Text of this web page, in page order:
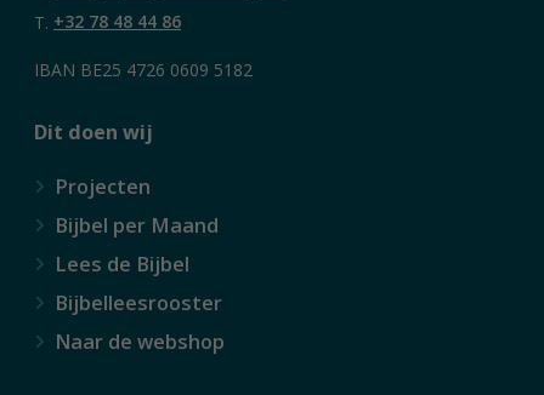
T. +32 78 48 44 86
IBAN BE25 4726 0609 5182
Dit doen wij
Projecten
Bijbel per Maand
Lees de Bijbel
Bijbelleesrooster
Naar de webshop